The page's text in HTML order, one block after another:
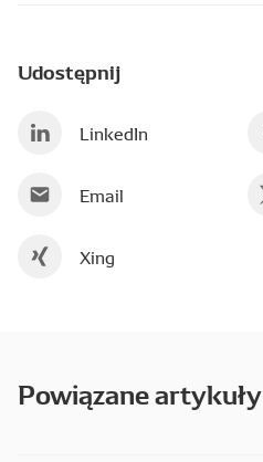
Udostępnij
LinkedIn
Email
Xing
Powiązane artykuły